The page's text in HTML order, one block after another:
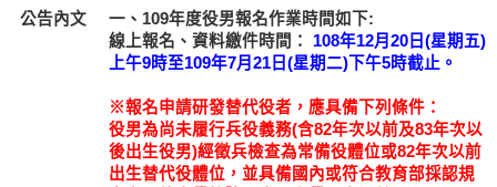
公告內文
一、109年度役男報名作業時間如下:
線上報名、資料繳件時間： 108年12月20日(星期五)
上午9時至109年7月21日(星期二)下午5時截止。
※報名申請研發替代役者，應具備下列條件：
役男為尚未履行兵役義務(含82年次以前及83年次以
後出生役男)經徵兵檢查為常備役體位或82年次以前
出生替代役體位，並具備國內或符合教育部採認規